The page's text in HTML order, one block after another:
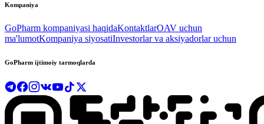
Kompaniya
GoPharm kompaniyasi haqidaKontaktlarOAV uchun
ma'lumotKompaniya siyosatiInvestorlar va aksiyadorlar uchun
GoPharm ijtimoiy tarmoqlarda